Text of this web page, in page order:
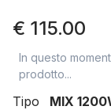
€ 115.00
In questo
prodotto...
Tipo MIX